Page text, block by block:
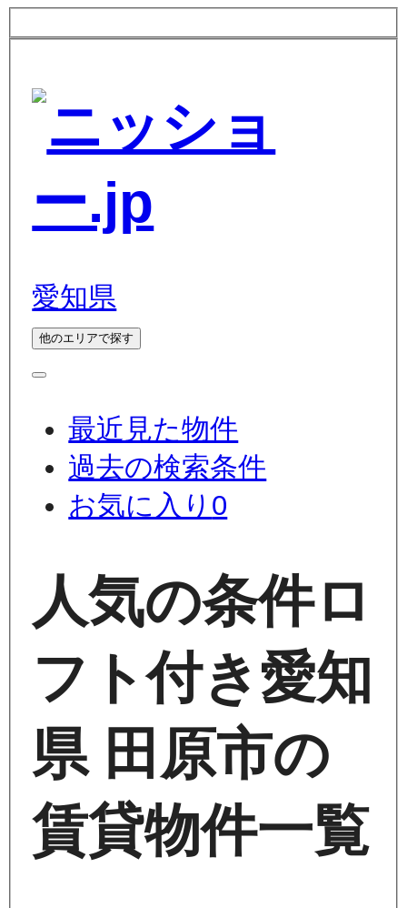
愛知県
他のエリアで探す
最近見た物件
過去の検索条件
お気に入り 0
人気の条件ロ
フト付き愛知
県 田原市の
賃貸物件一覧